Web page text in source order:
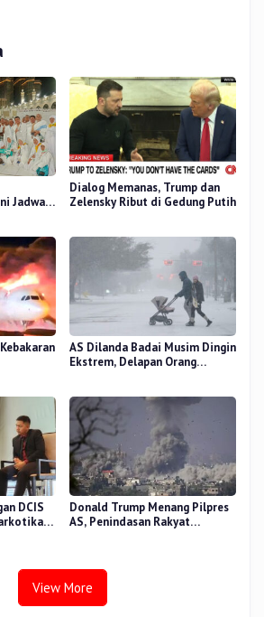
Jadwal
Dialog Memanas, Trump dan
Zelensky Ribut di Gedung Putih
AS Dilanda Badai Musim Dingin
Ekstrem, Delapan Orang
DCIS
Donald Trump Menang Pilpres
AS, Penindasan Rakyat
View More